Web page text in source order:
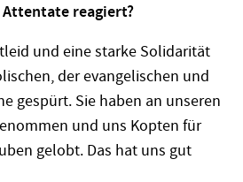
Attentate reagiert?
und eine starke Solidarität
der evangelischen und
gespürt. Sie haben an unseren
und uns Kopten für
gelobt. Das hat uns gut